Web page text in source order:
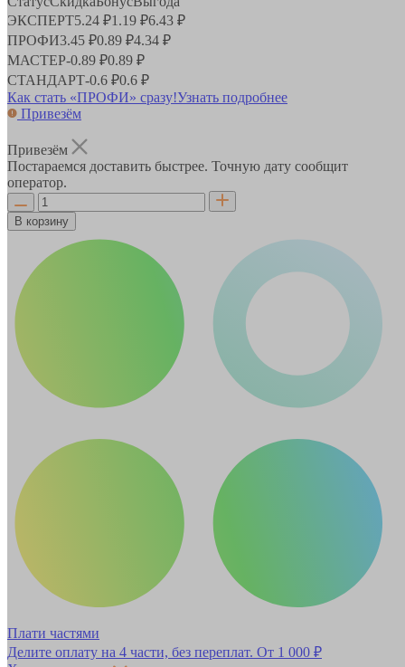
ЭКСПЕРТ5.24 ₽1.19 ₽6.43 ₽
ПРОФИ3.45 ₽0.89 ₽4.34 ₽
МАСТЕР-0.89 ₽0.89 ₽
СТАНДАРТ-0.6 ₽0.6 ₽
Как стать «ПРОФИ» сразу!Узнать подробнее
Привезём
Привезём
Постараемся доставить быстрее. Точную дату сообщит
оператор.
В корзину
Плати частями
Делите оплату на 4 части, без переплат. От 1 000 ₽